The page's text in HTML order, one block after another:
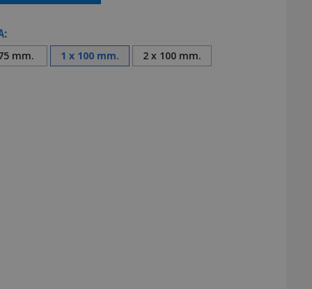
mm. 1 x 100 mm. 2 x 100 mm.